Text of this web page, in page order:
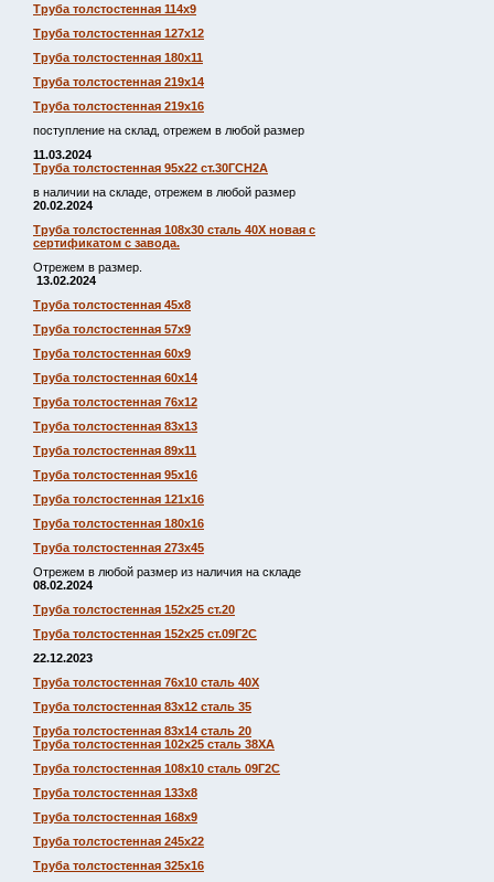
Труба толстостенная 114х9
Труба толстостенная 127х12
Труба толстостенная 180х11
Труба толстостенная 219х14
Труба толстостенная 219х16
поступление на склад, отрежем в любой размер
11.03.2024
Труба толстостенная 95х22 ст.30ГСН2А
в наличии на складе, отрежем в любой размер
20.02.2024
Труба толстостенная 108х30 сталь 40Х новая с
сертификатом с завода.
Отрежем в размер.
13.02.2024
Труба толстостенная 45х8
Труба толстостенная 57х9
Труба толстостенная 60х9
Труба толстостенная 60х14
Труба толстостенная 76х12
Труба толстостенная 83х13
Труба толстостенная 89х11
Труба толстостенная 95х16
Труба толстостенная 121х16
Труба толстостенная 180х16
Труба толстостенная 273х45
Отрежем в любой размер из наличия на складе
08.02.2024
Труба толстостенная 152х25 ст.20
Труба толстостенная 152х25 ст.09Г2С
22.12.2023
Труба толстостенная 76х10 сталь 40Х
Труба толстостенная 83х12 сталь 35
Труба толстостенная 83х14 сталь 20
Труба толстостенная 102х25 сталь 38ХА
Труба толстостенная 108х10 сталь 09Г2С
Труба толстостенная 133х8
Труба толстостенная 168х9
Труба толстостенная 245х22
Труба толстостенная 325х16